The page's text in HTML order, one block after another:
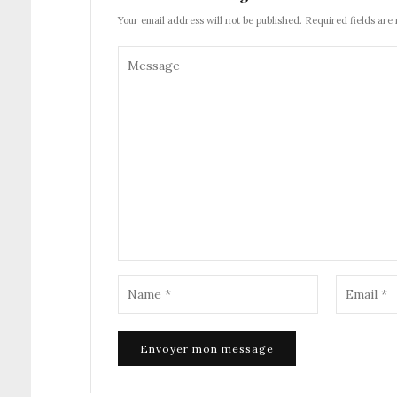
Your email address will not be published. Required fields are